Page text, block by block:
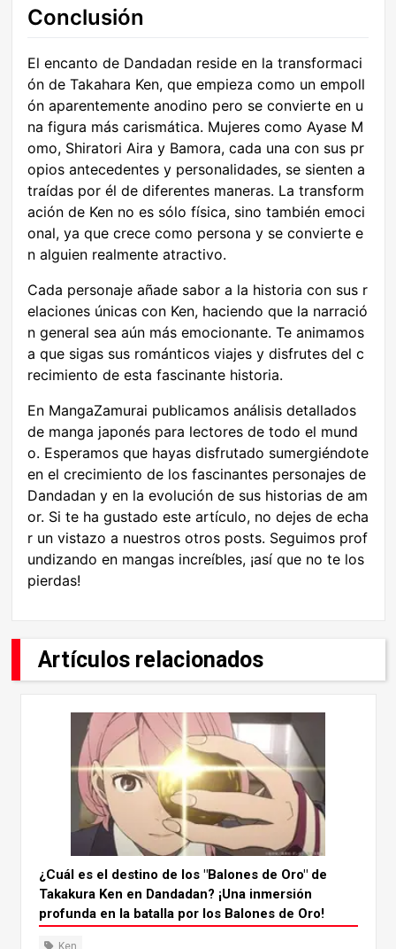
Conclusión
El encanto de Dandadan reside en la transformaci
ón de Takahara Ken, que empieza como un empoll
ón aparentemente anodino pero se convierte en u
na figura más carismática. Mujeres como Ayase M
omo, Shiratori Aira y Bamora, cada una con sus pr
opios antecedentes y personalidades, se sienten a
traídas por él de diferentes maneras. La transform
ación de Ken no es sólo física, sino también emoci
onal, ya que crece como persona y se convierte e
n alguien realmente atractivo.
Cada personaje añade sabor a la historia con sus r
elaciones únicas con Ken, haciendo que la narració
n general sea aún más emocionante. Te animamos
a que sigas sus románticos viajes y disfrutes del c
recimiento de esta fascinante historia.
En MangaZamurai publicamos análisis detallados
de manga japonés para lectores de todo el mund
o. Esperamos que hayas disfrutado sumergiéndote
en el crecimiento de los fascinantes personajes de
Dandadan y en la evolución de sus historias de am
or. Si te ha gustado este artículo, no dejes de echa
r un vistazo a nuestros otros posts. Seguimos prof
undizando en mangas increíbles, ¡así que no te los
pierdas!
Artículos relacionados
¿Cuál es el destino de los "Balones de Oro" de
Takakura Ken en Dandadan? ¡Una inmersión
profunda en la batalla por los Balones de Oro!
Ken